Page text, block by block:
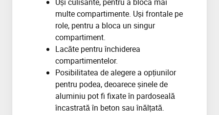
multe compartimente. Uși frontale pe
role, pentru a bloca un singur
compartiment.
Lacăte pentru închiderea
compartimentelor.
Posibilitatea de alegere a opțiunilor
pentru podea, deoarece șinele de
aluminiu pot fi fixate în pardoseală
încastrată în beton sau înălțată.